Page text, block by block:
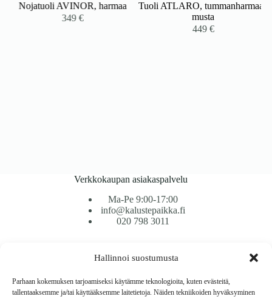
Hallinnoi suostumusta
Parhaan kokemuksen tarjoamiseksi käytämme teknologioita, kuten evästeitä,
tallentaaksemme ja/tai käyttääksemme laitetietoja. Näiden tekniikoiden hyväksyminen
Nojatuoli AVINOR, harmaa
349€
Tuoli ATLARO, tummanharmaa /
musta
449€
Verkkokaupan asiakaspalvelu
Ma-Pe 9:00-17:00
info@kalustepaikka.fi
020 798 3011
Maksutavat
Vaihto ja palautus